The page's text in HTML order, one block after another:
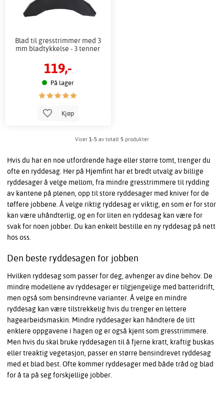
Blad til gresstrimmer med 3
mm bladtykkelse - 3 tenner
119,-
På lager
Kjøp
Viser 1-5 av totalt 5 produkter
Hvis du har en noe utfordrende hage eller større tomt, trenger du
ofte en ryddesag. Her på Hjemfint har et bredt utvalg av billige
ryddesager å velge mellom, fra mindre gresstrimmere til rydding
av kantene på plenen, opp til store ryddesager med kniver for de
tøffere jobbene. Å velge riktig ryddesag er viktig, en som er for stor
kan være uhåndterlig, og en for liten en ryddesag kan være for
svak for noen jobber. Du kan enkelt bestille en ny ryddesag på nett
hos oss.
Den beste ryddesagen for jobben
Hvilken ryddesag som passer for deg, avhenger av dine behov. De
mindre modellene av ryddesager er tilgjengelige med batteridrift,
men også som bensindrevne varianter. Å velge en mindre
ryddesag kan være tilstrekkelig hvis du trenger en lettere
hagearbeidsmaskin. Mindre ryddesager kan håndtere de litt
enklere oppgavene i hagen og er også kjent som gresstrimmere.
Men hvis du skal bruke ryddesagen til å fjerne kratt, kraftig buskas
eller treaktig vegetasjon, passer en større bensindrevet ryddesag
med et blad best. Ofte kommer ryddesager med både tråd og blad
for å ta på seg forskjellige jobber.